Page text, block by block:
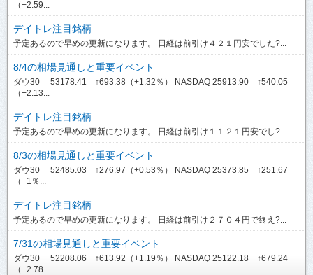
（+2.59...
デイトレ注目銘柄
予定あるので早めの更新になります。 日経は前引け４２１円安でした?...
8/4の相場見通しと重要イベント
ダウ30 53178.41 ↑693.38（+1.32％） NASDAQ 25913.90 ↑540.05
（+2.13...
デイトレ注目銘柄
予定あるので早めの更新になります。 日経は前引け１１２１円安でし?...
8/3の相場見通しと重要イベント
ダウ30 52485.03 ↑276.97（+0.53％） NASDAQ 25373.85 ↑251.67
（+1％...
デイトレ注目銘柄
予定あるので早めの更新になります。 日経は前引け２７０４円で終え?...
7/31の相場見通しと重要イベント
ダウ30 52208.06 ↑613.92（+1.19％） NASDAQ 25122.18 ↑679.24
（+2.78...